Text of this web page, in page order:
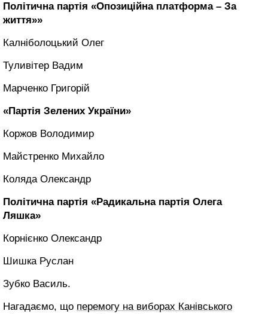
Політична партія «Опозиційна платформа – За
життя»»
Калніболоцький Олег
Туливітер Вадим
Марченко Григорій
«Партія Зелених України»
Коржов Володимир
Майстренко Михайло
Коляда Олександр
Політична партія «Радикальна партія Олега
Ляшка»
Корнієнко Олександр
Шишка Руслан
Зубко Василь.
Нагадаємо, що перемогу на виборах Канівського